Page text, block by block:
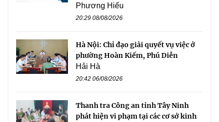
Phương Hiếu
20:29 08/08/2026
Hà Nội: Chỉ đạo giải quyết vụ việc ở
phường Hoàn Kiếm, Phú Diễn
Hải Hà
20:42 06/08/2026
Thanh tra Công an tỉnh Tây Ninh
phát hiện vi phạm tại các cơ sở kinh